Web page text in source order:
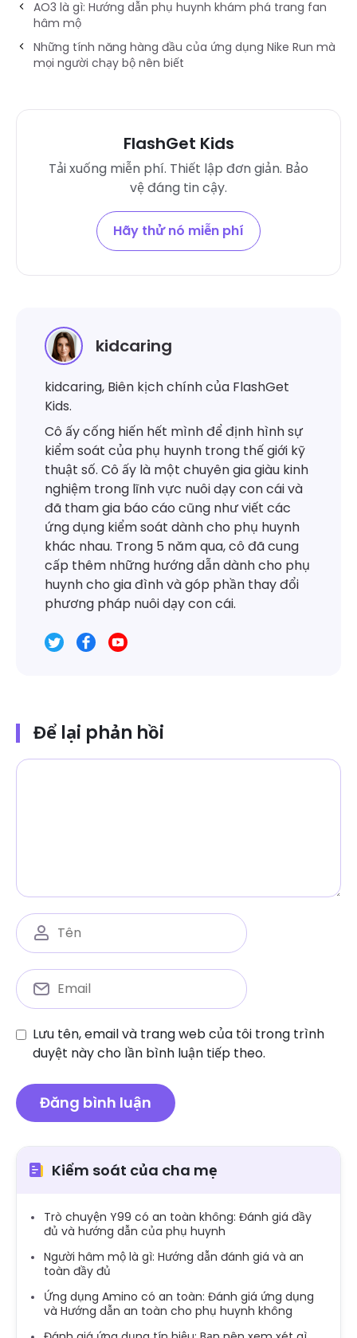
AO3 là gì: Hướng dẫn phụ huynh khám phá trang fan
hâm mộ
Những tính năng hàng đầu của ứng dụng Nike Run mà
mọi người chạy bộ nên biết
FlashGet Kids
Tải xuống miễn phí. Thiết lập đơn giản. Bảo
vệ đáng tin cậy.
Hãy thử nó miễn phí
kidcaring
kidcaring, Biên kịch chính của FlashGet
Kids.
Cô ấy cống hiến hết mình để định hình sự
kiểm soát của phụ huynh trong thế giới kỹ
thuật số. Cô ấy là một chuyên gia giàu kinh
nghiệm trong lĩnh vực nuôi dạy con cái và
đã tham gia báo cáo cũng như viết các
ứng dụng kiểm soát dành cho phụ huynh
khác nhau. Trong 5 năm qua, cô đã cung
cấp thêm những hướng dẫn dành cho phụ
huynh cho gia đình và góp phần thay đổi
phương pháp nuôi dạy con cái.
Để lại phản hồi
Lưu tên, email và trang web của tôi trong trình
duyệt này cho lần bình luận tiếp theo.
Kiểm soát của cha mẹ
Trò chuyện Y99 có an toàn không: Đánh giá đầy
đủ và hướng dẫn của phụ huynh
Người hâm mộ là gì: Hướng dẫn đánh giá và an
toàn đầy đủ
Ứng dụng Amino có an toàn: Đánh giá ứng dụng
và Hướng dẫn an toàn cho phụ huynh không